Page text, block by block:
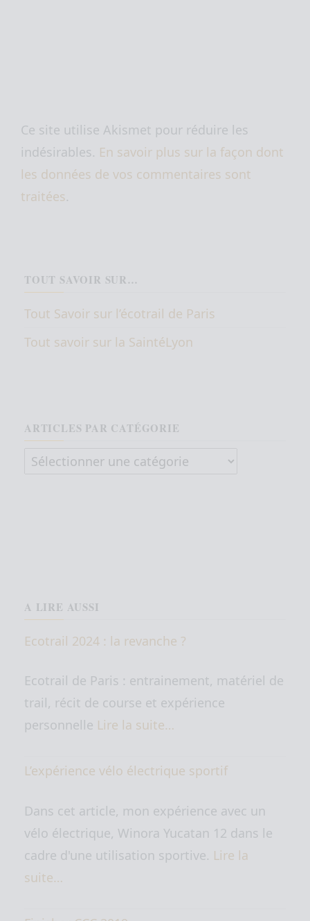
Ce site utilise Akismet pour réduire les
indésirables. En savoir plus sur la façon dont
les données de vos commentaires sont
traitées.
TOUT SAVOIR SUR…
Tout Savoir sur l’écotrail de Paris
Tout savoir sur la SaintéLyon
ARTICLES PAR CATÉGORIE
Articles par catégorie
A LIRE AUSSI
Ecotrail 2024 : la revanche ?
Ecotrail de Paris : entrainement, matériel de
trail, récit de course et expérience
personnelle Lire la suite…
L’expérience vélo électrique sportif
Dans cet article, mon expérience avec un
vélo électrique, Winora Yucatan 12 dans le
cadre d'une utilisation sportive. Lire la
suite…